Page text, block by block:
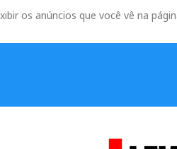
os anúncios que você vê na